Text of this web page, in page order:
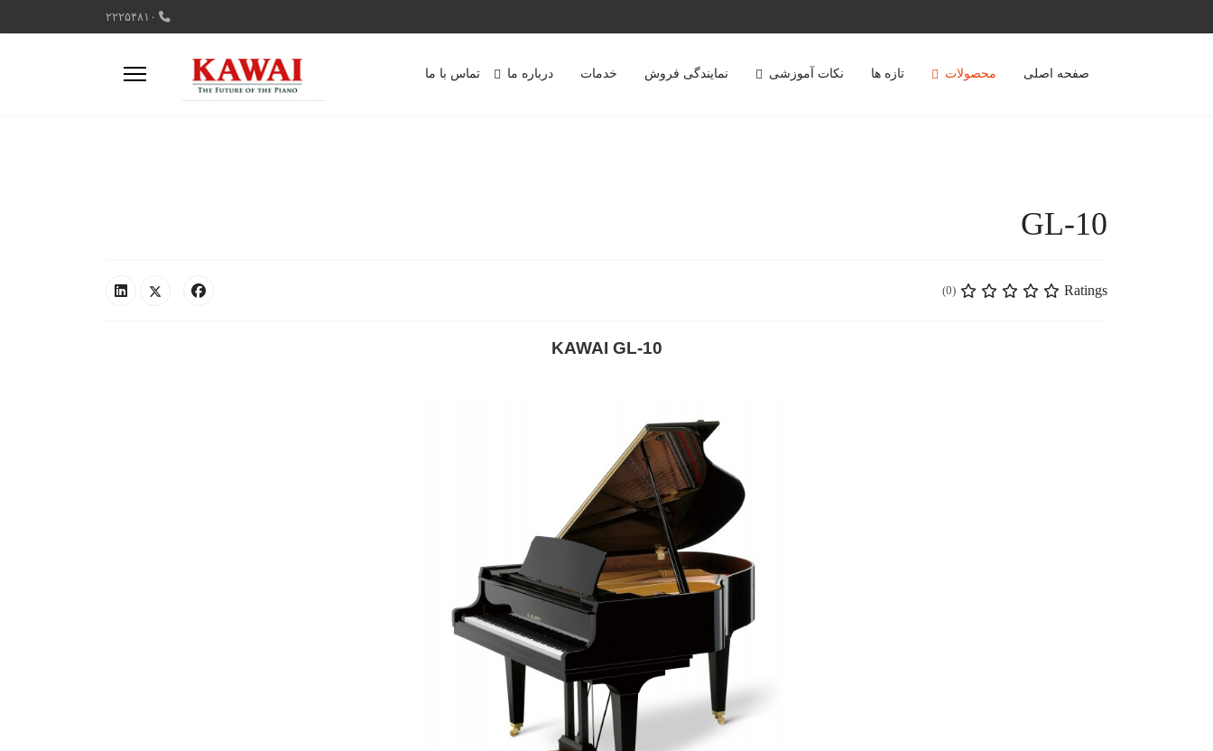
۲۲۲۵۴۸۱۰
صفحه اصلی محصولات تازه ها نکات آموزشی نمایندگی فروش خدمات درباره ما تماس با ما
GL-10
Ratings
(0)
KAWAI GL-10